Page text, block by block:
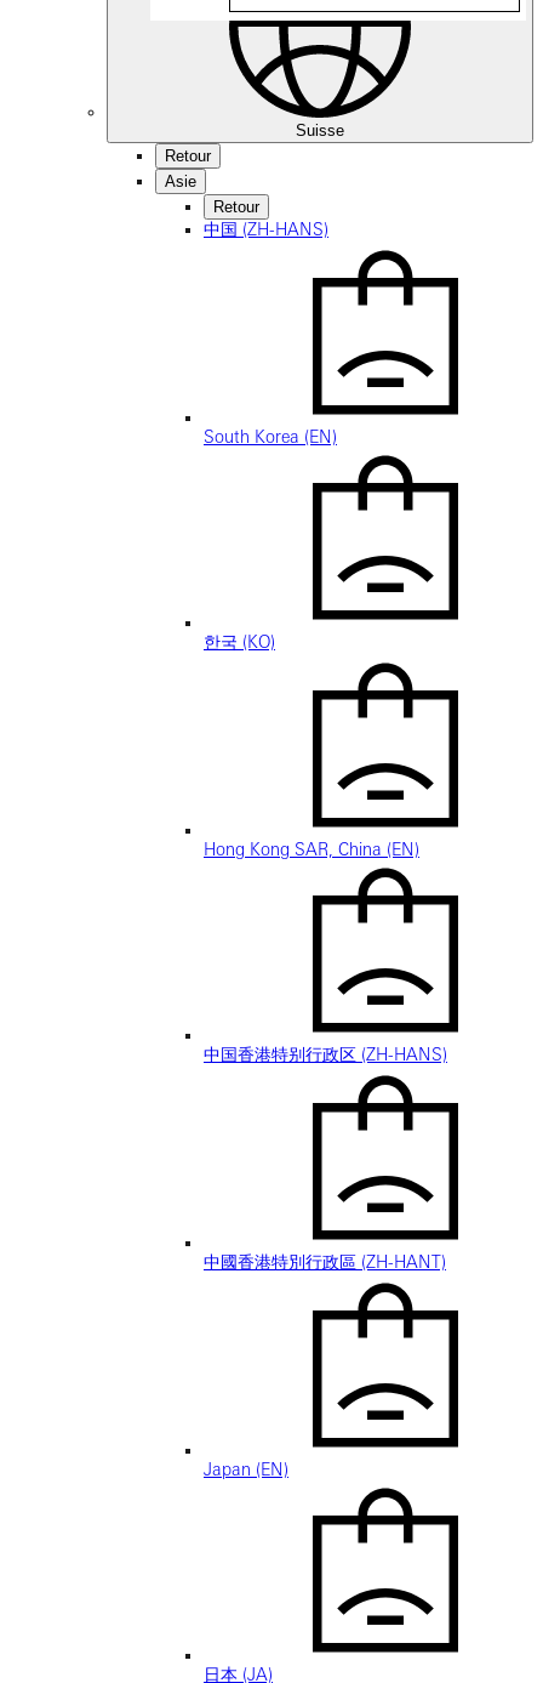
Suisse
Retour
Asie
Retour
中国 (ZH-HANS)
South Korea (EN)
한국 (KO)
Hong Kong SAR, China (EN)
中国香港特别行政区 (ZH-HANS)
中國香港特別行政區 (ZH-HANT)
Japan (EN)
日本 (JA)